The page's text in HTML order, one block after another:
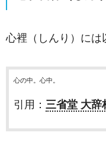
心裡（しんり）には
心の中。心中。
引用： 三省堂 大辞